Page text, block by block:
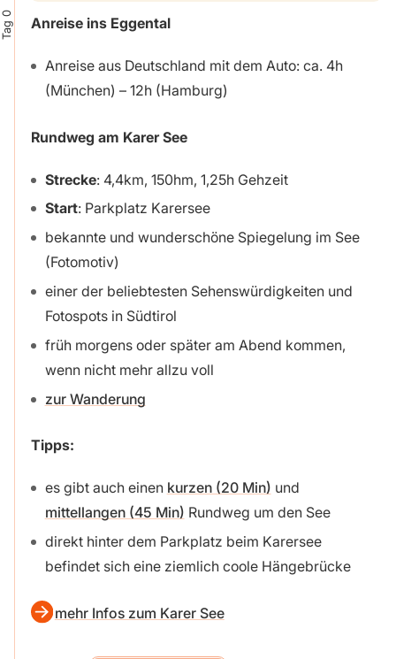
Tag 0 Anreise ins Eggental
Anreise aus Deutschland mit dem Auto: ca. 4h
(München) – 12h (Hamburg)
Rundweg am Karer See
Strecke: 4,4km, 150hm, 1,25h Gehzeit
Start: Parkplatz Karersee
bekannte und wunderschöne Spiegelung im See
(Fotomotiv)
einer der beliebtesten Sehenswürdigkeiten und
Fotospots in Südtirol
früh morgens oder später am Abend kommen,
wenn nicht mehr allzu voll
zur Wanderung
Tipps:
es gibt auch einen kurzen (20 Min) und
mittellangen (45 Min) Rundweg um den See
direkt hinter dem Parkplatz beim Karersee
befindet sich eine ziemlich coole Hängebrücke
mehr Infos zum Karer See